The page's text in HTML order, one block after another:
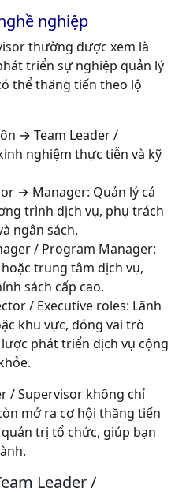
nghiệp
thường được xem là
triển sự nghiệp quản lý
thể thăng tiến theo lộ
→ Team Leader /
nghiệm thực tiễn và kỹ
→ Manager: Quản lý cả
trình dịch vụ, phụ trách
ngân sách.
/ Program Manager:
trung tâm dịch vụ,
sách cấp cao.
/ Executive roles: Lãnh
khu vực, đóng vai trò
phát triển dịch vụ cộng
/ Supervisor không chỉ
mở ra cơ hội thăng tiến
trị tổ chức, giúp bạn
Leader /